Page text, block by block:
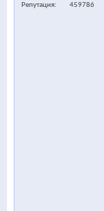
Репутация
459786